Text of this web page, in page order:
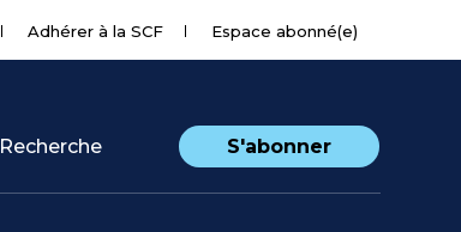
Adhérer à la SCF Espace abonné(e)
Recherche S'abonner